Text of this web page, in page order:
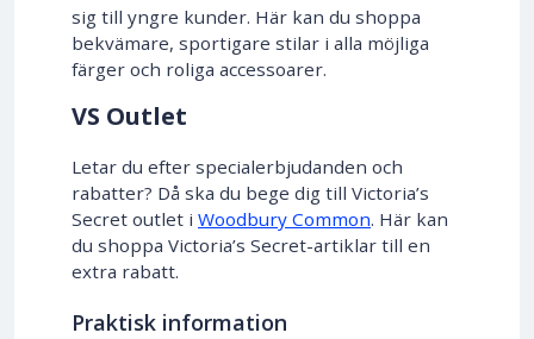
sig till yngre kunder. Här kan du shoppa
bekvämare, sportigare stilar i alla möjliga
färger och roliga accessoarer.
VS Outlet
Letar du efter specialerbjudanden och
rabatter? Då ska du bege dig till Victoria’s
Secret outlet i Woodbury Common. Här kan
du shoppa Victoria’s Secret-artiklar till en
extra rabatt.
Praktisk information